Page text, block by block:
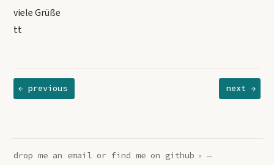
viele Grüße
tt
next →
← previous
drop me an emailor find me on github
—